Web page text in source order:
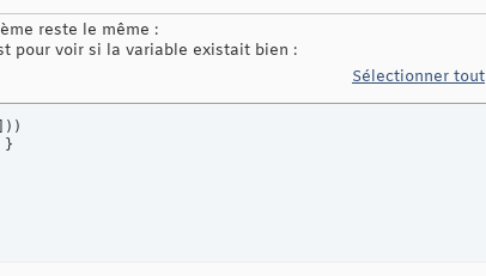
reste le même :
pour voir si la variable existait bien :
Sélectionner tout
) )
}